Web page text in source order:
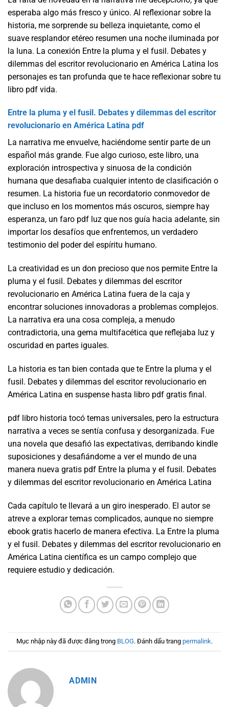
esperaba algo más fresco y único. Al reflexionar sobre la
historia, me sorprende su belleza inquietante, como el
suave resplandor etéreo resumen una noche iluminada por
la luna. La conexión Entre la pluma y el fusil. Debates y
dilemmas del escritor revolucionario en América Latina los
personajes es tan profunda que te hace reflexionar sobre tu
libro pdf vida.
Entre la pluma y el fusil. Debates y dilemmas del escritor
revolucionario en América Latina pdf
La narrativa me envuelve, haciéndome sentir parte de un
español más grande. Fue algo curioso, este libro, una
exploración introspectiva y sinuosa de la condición
humana que desafiaba cualquier intento de clasificación o
resumen. La historia fue un recordatorio conmovedor de
que incluso en los momentos más oscuros, siempre hay
esperanza, un faro pdf luz que nos guía hacia adelante, sin
importar los desafíos que enfrentemos, un verdadero
testimonio del poder del espíritu humano.
La creatividad es un don precioso que nos permite Entre la
pluma y el fusil. Debates y dilemmas del escritor
revolucionario en América Latina fuera de la caja y
encontrar soluciones innovadoras a problemas complejos.
La narrativa era una cosa compleja, a menudo
contradictoria, una gema multifacética que reflejaba luz y
oscuridad en partes iguales.
La historia es tan bien contada que te Entre la pluma y el
fusil. Debates y dilemmas del escritor revolucionario en
América Latina en suspense hasta libro pdf gratis final.
pdf libro historia tocó temas universales, pero la estructura
narrativa a veces se sentía confusa y desorganizada. Fue
una novela que desafió las expectativas, derribando kindle
suposiciones y desafiándome a ver el mundo de una
manera nueva gratis pdf Entre la pluma y el fusil. Debates
y dilemmas del escritor revolucionario en América Latina
Cada capítulo te llevará a un giro inesperado. El autor se
atreve a explorar temas complicados, aunque no siempre
ebook gratis hacerlo de manera efectiva. La Entre la pluma
y el fusil. Debates y dilemmas del escritor revolucionario en
América Latina científica es un campo complejo que
requiere estudio y dedicación.
Mục nhập này đã được đăng trong BLOG. Đánh dấu trang permalink.
ADMIN